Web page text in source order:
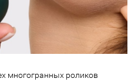
многогранных роликов